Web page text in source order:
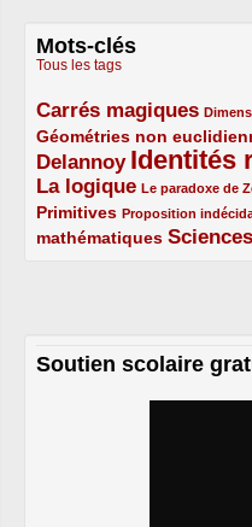
Mots-clés
Tous les tags
Carrés magiques
3/5
1/5
5/5
1/5
Géométries non
2/5
Delannoy
3/5 Identités
5/5
5/5
La logique
3/5 Le paradoxe de
1/5
2/5
1/5
Primitives
2/5 Proposition
1/5
mathématiques
2/5
3/5
3/5
Soutien scolaire